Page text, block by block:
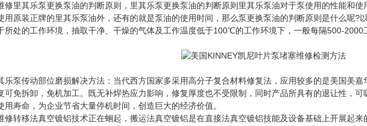
修里其乐泵更换泵油的判断原则，里其乐泵更换泵油的判断原则里其乐泵油对于泵使用的性能和
用原装正牌的里其乐泵油外，还有的就是泵油的使用时间，那么泵更换泵油的判断原则是什么呢?
所处的工作环境，抽取干净、干燥的气体及工作温度低于100℃的工作环境下，一般每隔500-
乐泵传动部位磨损解决方法：当代西方国家多采用高分子复合材料修复法，应用较多的是美国美
可免拆卸，免机加工。既无补焊热应力影响，修复厚度也不受限制，同时产品所具有的退让性，
用寿命，为企业节省大量停机时间，创造巨大的经济价值。
修转移法真空镀铝技术正在蛔起，搬运法真空镀铝是在直接法真空镀铝技能及设备基础上开展起